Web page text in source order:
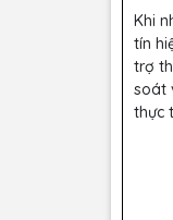
Khi
tín
trợ
soát
thực